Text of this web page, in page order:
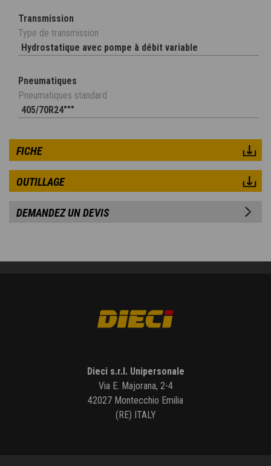
Transmission
Type de transmission
Hydrostatique avec pompe à débit variable
Pneumatiques
Pneumatiques standard
405/70R24"""
FICHE
OUTILLAGE
DEMANDEZ UN DEVIS
Dieci s.r.l. Unipersonale
Via E. Majorana, 2-4
42027 Montecchio Emilia
(RE) ITALY